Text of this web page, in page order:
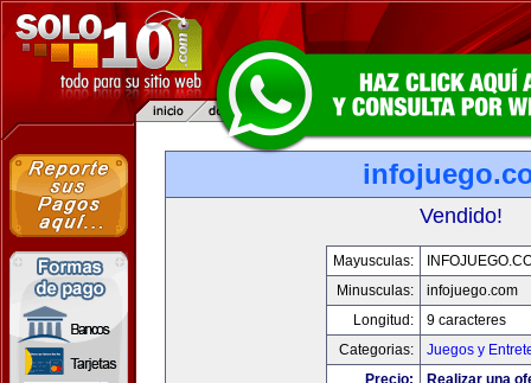
Vendido!
Mayusculas:
Minusculas:
infojuego.com
Longitud:
9 caracteres
Categorias:
Juegos y
Precio:
Realizar una